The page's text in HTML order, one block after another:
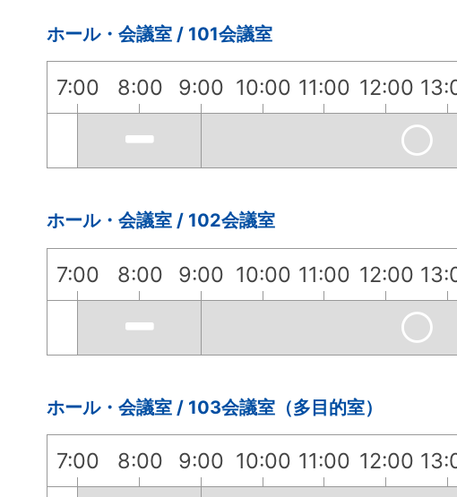
ホール・会議室 / 101会議室
7:00 8:00 9:00 10:00 11:00 12:00
ホール・会議室 / 102会議室
7:00 8:00 9:00 10:00 11:00 12:00
ホール・会議室 / 103会議室（多目的室）
7:00 8:00 9:00 10:00 11:00 12:00